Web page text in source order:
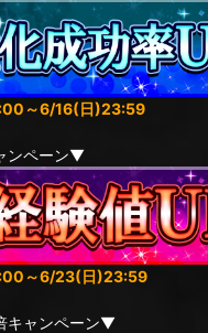
～6/16(日)23:59
ンペーン▼
～6/23(日)23:59
キャンペーン▼